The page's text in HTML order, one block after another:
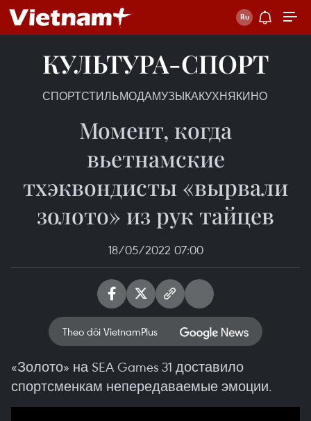
КУЛЬТУРА-СПОРТ
СПОРТСТИЛЬМОДАМУЗЫКАКУХНЯКИНО
Момент, когда
вьетнамские
тхэквондисты «вырвали
золото» из рук тайцев
18/05/2022 07:00
Theo dõi VietnamPlus
«Золото» на SEA Games 31 доставило
спортсменкам непередаваемые эмоции.